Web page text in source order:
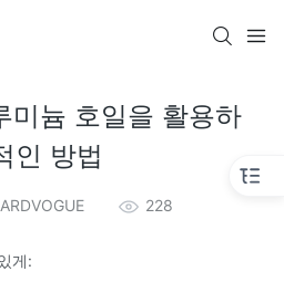
미늄 호일을 활용하
인 방법
228
게: